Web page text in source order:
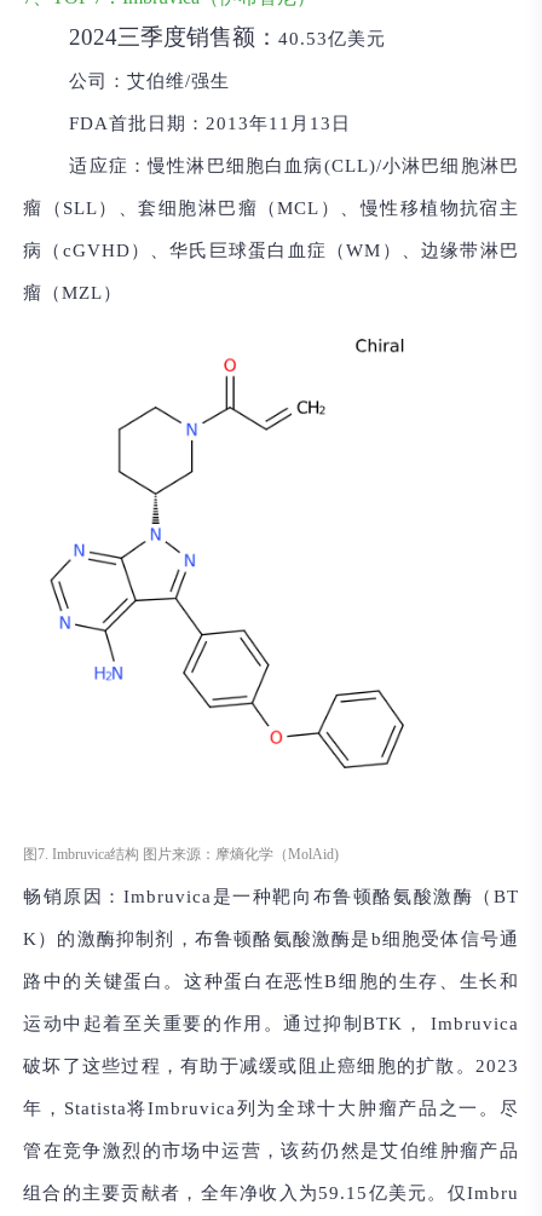
2024三季度销售额：40.53亿美元
公司：艾伯维/强生
FDA首批日期： 2013年11月13日
适应症：慢性淋巴细胞白血病(CLL)/小淋巴细胞淋巴
瘤（SLL）、套细胞淋巴瘤（MCL）、慢性移植物抗宿主
病（cGVHD）、华氏巨球蛋白血症（WM）、边缘带淋巴
瘤（MZL）
图7. Imbruvica结构 图片来源：摩熵化学（MolAid)
畅销原因：Imbruvica是一种靶向布鲁顿酪氨酸激酶（BT
K）的激酶抑制剂，布鲁顿酪氨酸激酶是b细胞受体信号通
路中的关键蛋白。这种蛋白在恶性B细胞的生存、生长和
运动中起着至关重要的作用。通过抑制BTK， Imbruvica
破坏了这些过程，有助于减缓或阻止癌细胞的扩散。2023
年，Statista将Imbruvica列为全球十大肿瘤产品之一。尽
管在竞争激烈的市场中运营，该药仍然是艾伯维肿瘤产品
组合的主要贡献者，全年净收入为59.15亿美元。仅Imbru